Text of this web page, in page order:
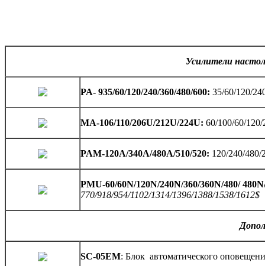
Усилители
PA- 935/60/120/240/360/480/600: 35/60/120/
MA-106/110/206U/212U/224U: 60/100/60/
PAМ-120А/340А/480А/510/520: 120/240/
PМU-60/60N/120N/240N/360/360N/480/
770/918/954/1102/1314/1396/1388/1538/1612$
SC-05EM: Блок автоматического